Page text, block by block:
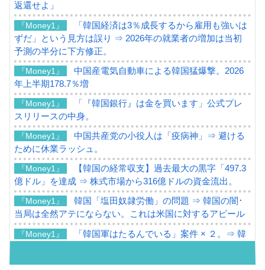
返還せよ」
『Money1』
「韓国経済は3％成長するから雇用も強いは
ずだ」という見方は誤り ⇒ 2026年の就業者の増加は当初
予測の半分に下方修正。
『Money1』
中国産電気自動車による韓国猛爆撃。2026
年上半期178.7％増
『Money1』
「『韓国銀行』は金を買います」公式プレ
スリリースの中身。
『Money1』
中国共産党の小役人は「疫病神」⇒ 避ける
ために休業ラッシュ。
『Money1』
【韓国の経常収支】過去最大の黒字「497.3
億ドル」を達成 ⇒ 株式市場から316億ドルの資金流出。
『Money1』
韓国「塩田奴隷労働」の問題 ⇒ 韓国の闇･
当局は全然アテにならない。これは米国に対するアピール
『Money1』
「韓国軍はたるんでいる」案件 × ２。⇒ 韓
『Money1』
韓国メディアが「韓国政府と李在明が吊る